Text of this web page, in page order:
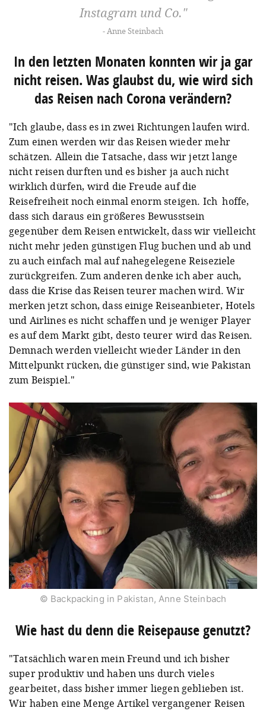
Instagram und Co.
Anne Steinbach
In den letzten Monaten konnten wir ja gar
nicht reisen. Was glaubst du, wie wird sich
das Reisen nach Corona verändern?
"Ich glaube, dass es in zwei Richtungen laufen wird.
Zum einen werden wir das Reisen wieder mehr
schätzen. Allein die Tatsache, dass wir jetzt lange
nicht reisen durften und es bisher ja auch nicht
wirklich dürfen, wird die Freude auf die
Reisefreiheit noch einmal enorm steigen. Ich hoffe,
dass sich daraus ein größeres Bewusstsein
gegenüber dem Reisen entwickelt, dass wir vielleicht
nicht mehr jeden günstigen Flug buchen und ab und
zu auch einfach mal auf nahegelegene Reiseziele
zurückgreifen. Zum anderen denke ich aber auch,
dass die Krise das Reisen teurer machen wird. Wir
merken jetzt schon, dass einige Reiseanbieter, Hotels
und Airlines es nicht schaffen und je weniger Player
es auf dem Markt gibt, desto teurer wird das Reisen.
Demnach werden vielleicht wieder Länder in den
Mittelpunkt rücken, die günstiger sind, wie Pakistan
zum Beispiel."
© Backpacking in Pakistan, Anne Steinbach
Wie hast du denn die Reisepause genutzt?
"Tatsächlich waren mein Freund und ich bisher
super produktiv und haben uns durch vieles
gearbeitet, dass bisher immer liegen geblieben ist.
Wir haben eine Menge Artikel vergangener Reisen